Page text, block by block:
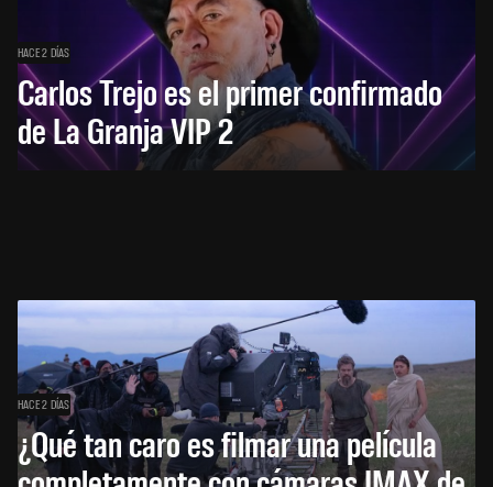
HACE 2 DÍAS
Carlos Trejo es el primer confirmado
de La Granja VIP 2
HACE 2 DÍAS
¿Qué tan caro es filmar una película